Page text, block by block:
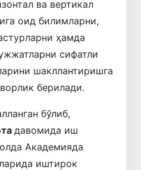
ва вертикал
оид билимларни,
ҳамда
сифатли
шакллантиришга
берилади.
бўлиб,
давомида иш
Академияда
иштирок